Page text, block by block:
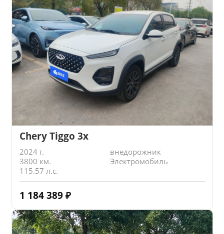
Chery Tiggo 3x
2024 г.
внедорожник
3800 км.
Электромобиль
115.57 л.с.
1 184 389 ₽